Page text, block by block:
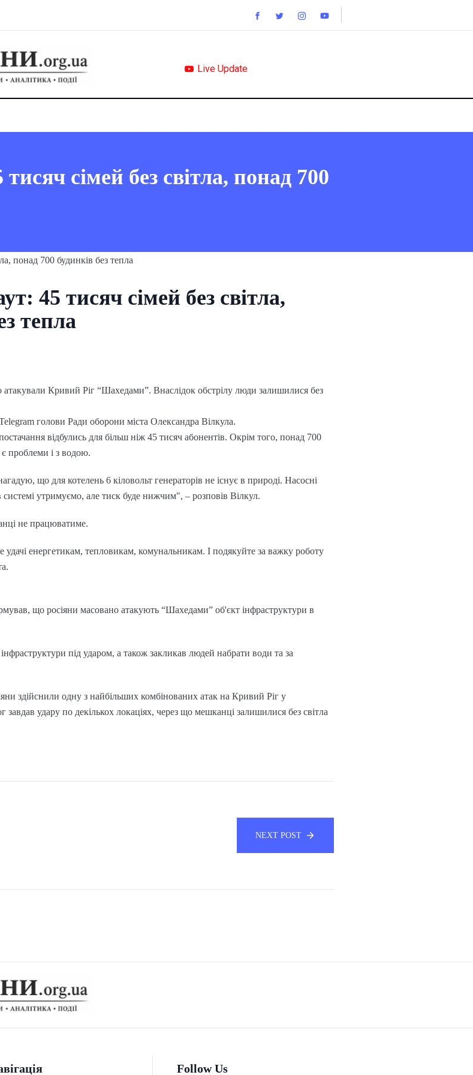
Live Update
сімей без світла, понад 700
45 тисяч сімей без світла,
тепла
атакували Кривий Ріг “Шахедами”. Внаслідок обстрілу люди залишилися без
голови Ради оборони міста Олександра Вілкула.
відбулись для більш ніж 45 тисяч абонентів. Окрім того, понад 700
проблеми і з водою.
що для котелень 6 кіловольт генераторів не існує в природі. Насосні
утримуємо, але тиск буде нижчим", – розповів Вілкул.
не працюватиме.
удачі енергетикам, тепловикам, комунальникам. І подякуйте за важку роботу
що росіяни масовано атакують “Шахедами” об'єкт інфраструктури в
під ударом, а також закликав людей набрати води та за
здійснили одну з найбільших комбінованих атак на Кривий Ріг у
завдав удару по декількох локаціях, через що мешканці залишилися без світла
NEXT POST
Follow Us